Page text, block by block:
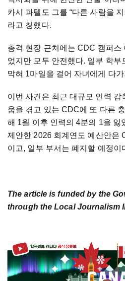
카시 파텔도 그를 “다른 사람을
라고 칭했다.
총격 현장 근처에는 CDC 캠퍼스
었지만 모두 안전했다. 일부 학부
막혀 1마일을 걸어 자녀에게 다
이번 사건은 최근 대규모 인력 감
움을 겪고 있는 CDC에 또 다른
해 1월 이후 인력의 4분의 1을 잃
제안한 2026 회계연도 예산안은
이고, 일부 부서는 폐지할 예정이
The article is funded by the
through the Local Journalism